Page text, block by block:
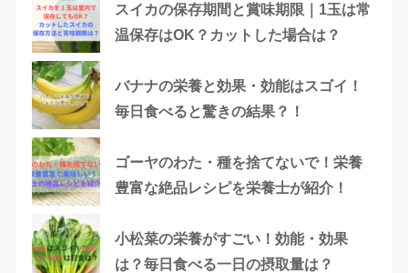
スイカの保存期間と賞味期限｜1玉は常
温保存はOK？カットした場合は？
バナナの栄養と効果・効能はスゴイ！
毎日食べると驚きの結果？！
ゴーヤのわた・種を捨てないで！栄養
豊富な絶品レシピを栄養士が紹介！
小松菜の栄養がすごい！効能・効果
は？毎日食べる一日の摂取量は？